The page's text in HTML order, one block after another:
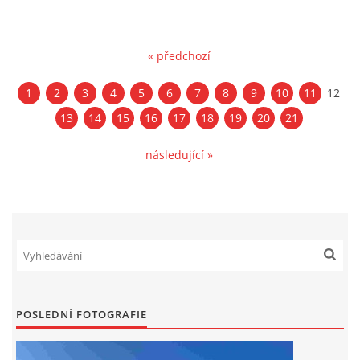
« předchozí
1 2 3 4 5 6 7 8 9 10 11
12
13
14 15 16 17 18 19 20 21
následující »
POSLEDNÍ FOTOGRAFIE